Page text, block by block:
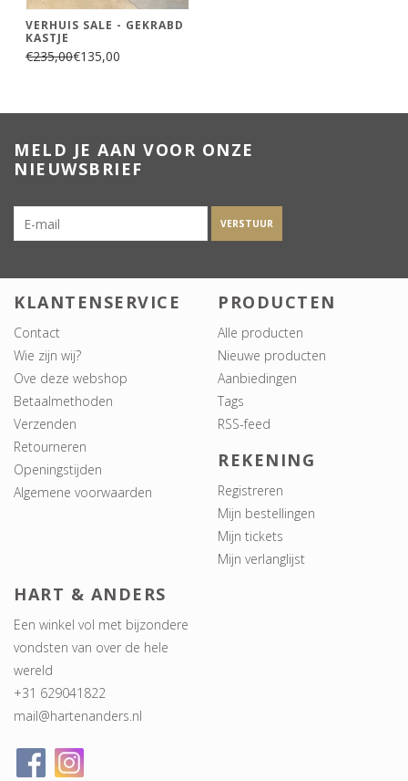
VERHUIS SALE - GEKRABD
KASTJE
€235,00€135,00
MELD JE AAN VOOR ONZE
NIEUWSBRIEF
VERSTUUR
KLANTENSERVICE
Contact
Wie zijn wij?
Ove deze webshop
Betaalmethoden
Verzenden
Retourneren
Openingstijden
Algemene voorwaarden
PRODUCTEN
Alle producten
Nieuwe producten
Aanbiedingen
Tags
RSS-feed
REKENING
Registreren
Mijn bestellingen
Mijn tickets
Mijn verlanglijst
HART & ANDERS
Een winkel vol met bijzondere
vondsten van over de hele
wereld
+31 629041822
mail@hartenanders.nl